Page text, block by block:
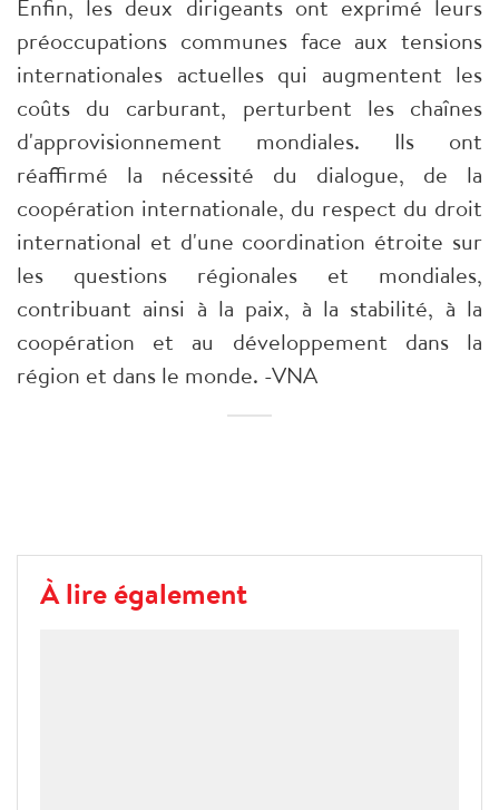
Enfin, les deux dirigeants ont exprimé leurs
préoccupations communes face aux tensions
internationales actuelles qui augmentent les
coûts du carburant, perturbent les chaînes
d'approvisionnement mondiales. Ils ont
réaffirmé la nécessité du dialogue, de la
coopération internationale, du respect du droit
international et d'une coordination étroite sur
les questions régionales et mondiales,
contribuant ainsi à la paix, à la stabilité, à la
coopération et au développement dans la
région et dans le monde. -VNA
À lire également